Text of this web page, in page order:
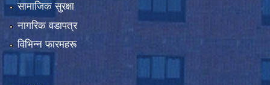
सामाजिक सुरक्षा
नागरिक वडापत्र
विभिन्न फारमहरू